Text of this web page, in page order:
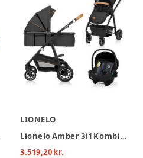
LIONELO
Lionelo Amber 3i1 Kombivognspakke - Grey Graphite
3.519,20 kr.